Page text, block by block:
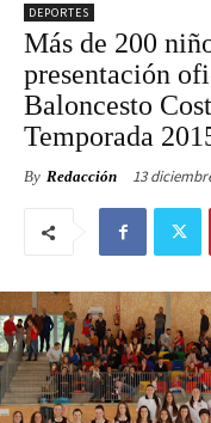
DEPORTES
Más de 200
presentación
Baloncesto
Temporada
By Redacción 13